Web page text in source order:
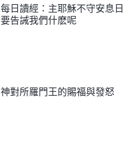
每日讀經：主耶穌不守安息日
要告誡我們什麽呢
神對所羅門王的賜福與發怒